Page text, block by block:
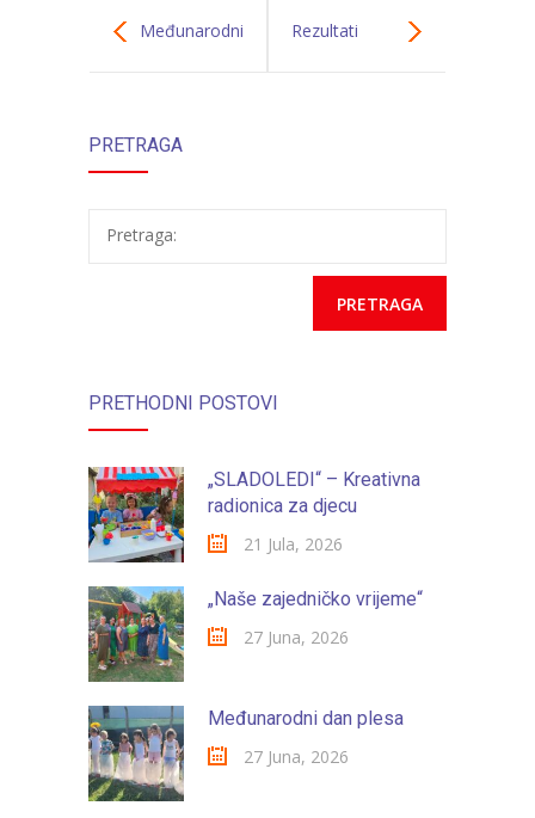
-- Javne nabavke
---- Osnovni elementi ugovora
---- Odluke o izboru i poništenju
-- Konkursi
-- Edukacije za roditelje
-- Edukacije zaposlenika
Za roditelje
-- Jelovnik za djecu
-- Obrasci i zahtjevi
-- Obavještenja za roditelje
Projekti
Međunarodni Rezultati
PRETRAGA
Pretraga:
PRETHODNI POSTOVI
„SLADOLEDI“ – Kreativna
radionica za djecu
21 Jula, 2026
„Naše zajedničko vrijeme“
27 Juna, 2026
Međunarodni dan plesa
27 Juna, 2026